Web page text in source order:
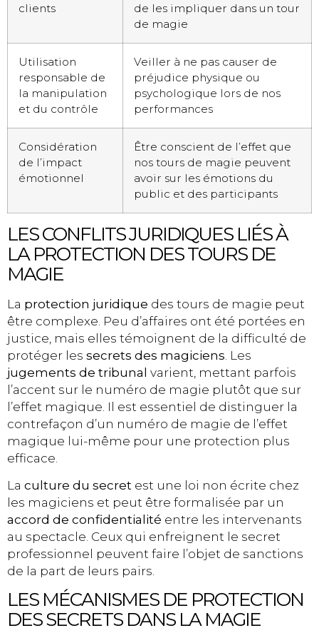
clients
de les impliquer dans un tour
de magie
Utilisation
responsable de
la manipulation
et du contrôle
Veiller à ne pas causer de
préjudice physique ou
psychologique lors de nos
performances
Considération
de l’impact
émotionnel
Être conscient de l’effet que
nos tours de magie peuvent
avoir sur les émotions du
public et des participants
LES CONFLITS JURIDIQUES LIÉS À
LA PROTECTION DES TOURS DE
MAGIE
La protection juridique des tours de magie peut
être complexe. Peu d’affaires ont été portées en
justice, mais elles témoignent de la difficulté de
protéger les secrets des magiciens . Les
jugements de tribunal varient, mettant parfois
l’accent sur le numéro de magie plutôt que sur
l’effet magique. Il est essentiel de distinguer la
contrefaçon d’un numéro de magie de l’effet
magique lui-même pour une protection plus
efficace.
La culture du secret est une loi non écrite chez
les magiciens et peut être formalisée par un
accord de confidentialité entre les intervenants
au spectacle. Ceux qui enfreignent le secret
professionnel peuvent faire l’objet de sanctions
de la part de leurs pairs.
LES MÉCANISMES DE PROTECTION
DES SECRETS DANS LA MAGIE